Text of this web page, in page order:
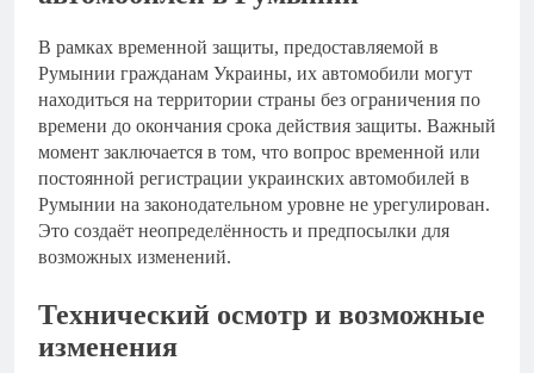
В рамках временной защиты, предоставляемой в
Румынии гражданам Украины, их автомобили могут
находиться на территории страны без ограничения по
времени до окончания срока действия защиты. Важный
момент заключается в том, что вопрос временной или
постоянной регистрации украинских автомобилей в
Румынии на законодательном уровне не урегулирован.
Это создаёт неопределённость и предпосылки для
возможных изменений.
Технический осмотр и возможные
изменения